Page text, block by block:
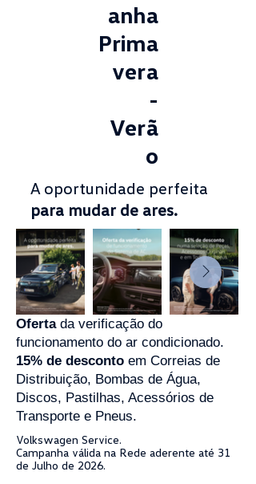
anha
Prima
vera
-
Verã
o
A oportunidade perfeita
para mudar de ares.
Oferta da verificação do
funcionamento do ar condicionado.
15% de desconto em Correias de
Distribuição, Bombas de Água,
Discos, Pastilhas, Acessórios de
Transporte e Pneus.
Volkswagen Service.
Campanha válida na Rede aderente até 31
de Julho de 2026.